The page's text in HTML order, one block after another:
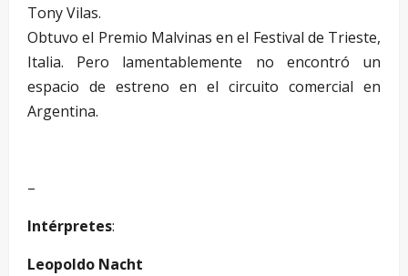
Tony Vilas.
Obtuvo el Premio Malvinas en el Festival de Trieste,
Italia. Pero lamentablemente no encontró un
espacio de estreno en el circuito comercial en
Argentina.
–
Intérpretes:
Leopoldo Nacht